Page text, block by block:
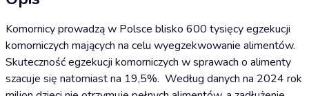
Komornicy prowadzą w Polsce blisko 600 tysięcy egzekucji
komorniczych mających na celu wyegzekwowanie alimentów.
Skuteczność egzekucji komorniczych w sprawach o alimenty
szacuje się natomiast na 19,5%. Według danych na 2024 rok